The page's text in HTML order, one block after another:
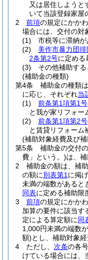
又は居住しようと
いて当該登録家屋
2
前項の規定にかかわ
場合には、交付の対
(1)
市税等に滞納が
(2)
美作市暴力団排
2条第2号に定める
(3)
その他補助す
(補助金の種類)
第4条
補助金の種類は
に応じ、それぞれ当
(1)
前条第1項第1号
と我が家リフォー
(2)
前条第1項第2号
と賃貸リフォーム
(補助対象経費及び
第5条
補助金の交付
費」という。)は、
2
補助金の額は、補
の額に別表第1 に掲
未満の端数があると
同表に定める補助限
3
前項の規定にかか
加算の要件に該当す
定による算定額に同
1,000円未満の端数
額)とし、補助対象
4
ただし、 次条の各
けている場合には、